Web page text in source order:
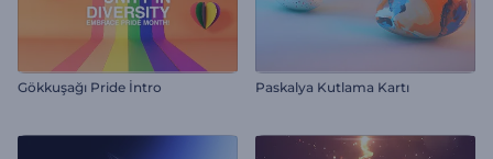
Gökkuşağı Pride İntro Paskalya Kutlama Kartı